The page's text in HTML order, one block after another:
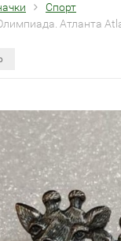
Спорт
Атланта